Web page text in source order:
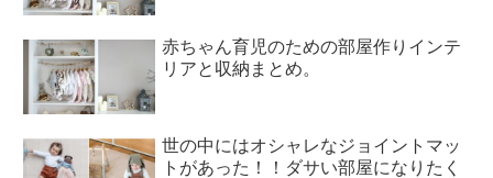
赤ちゃん育児のための部屋作りインテ
リアと収納まとめ。
世の中にはオシャレなジョイントマッ
トがあった！！ダサい部屋になりたく